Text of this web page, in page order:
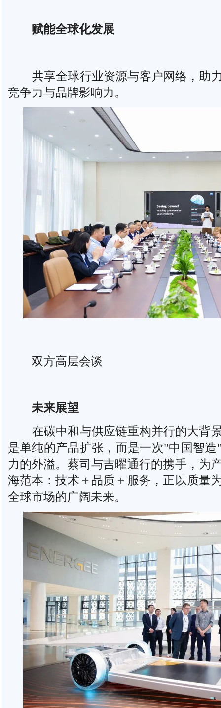
赋能全球化发展
共享全球行业资源与客户网络，助
竞争力与品牌影响力。
双方高层会谈
未来展望
在碳中和与供应链重构并行的大背
是单纯的产品扩张，而是一次"中国智
力的外溢。蔡司与吉曜通行的携手，为
海范本：技术＋品质＋服务，正以质量
全球市场的广阔未来。